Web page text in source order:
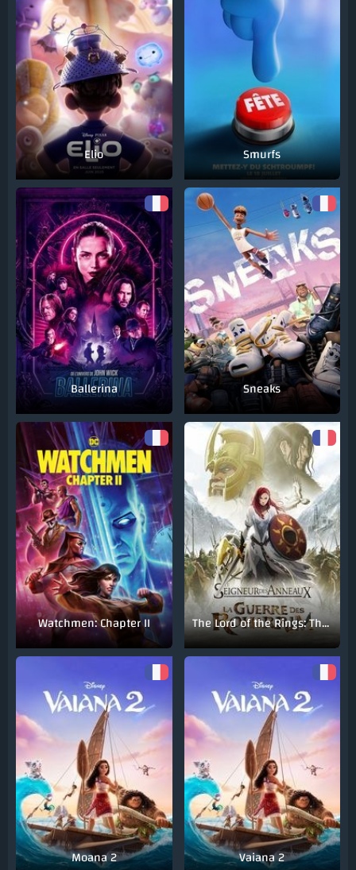
Elio Smurfs
Ballerina Sneaks
Watchmen: Chapter II The Lord of the Rings: The War of the Rohirrim
Moana 2 Vaiana 2